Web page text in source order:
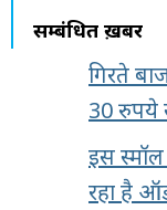
सम्बंधित ख़बरें
गिरते
30 रुपये
इस
रहा है